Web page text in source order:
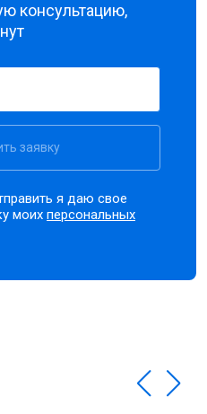
консультацию,
заявку
я даю свое
моихперсональных